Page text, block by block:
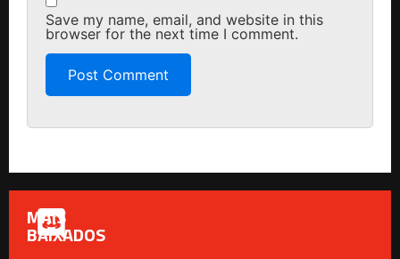
Save my name, email, and website in this
browser for the next time I comment.
MAIS
BAIXADOS